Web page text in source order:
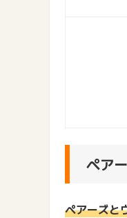
ペア
ペアーズと